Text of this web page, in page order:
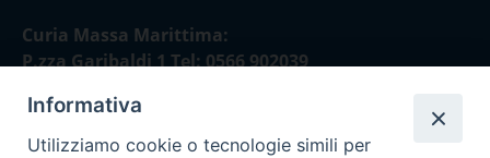
Curia Massa Marittima:
P.zza Garibaldi 1 Tel: 0566 902039
Curia Piombino:
Via Don Minzoni,58/A Tel e Fax: 0565 32036
Informativa
Utilizziamo cookie o tecnologie simili per